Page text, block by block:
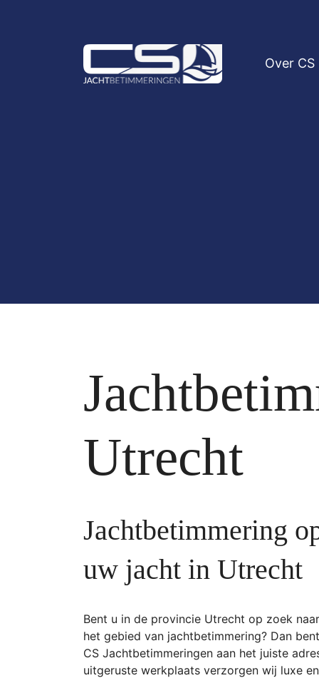
Over CS
Utrecht
Jachtbetimmering
uw jacht in Utrecht
Bent u in de provincie Utrecht op zoek
het gebied van jachtbetimmering? Dan
CS Jachtbetimmeringen aan het juiste
uitgeruste werkplaats verzorgen wij luxe